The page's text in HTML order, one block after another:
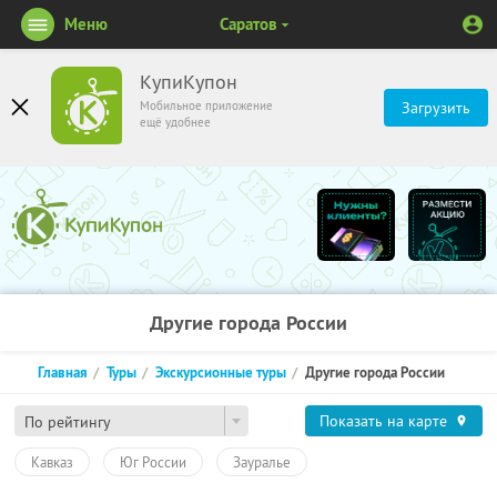
КупиКупон
Мобильное приложение
ещё удобнее
Загрузить
Меню Саратов
Другие города России
По рейтингу
Главная Туры Экскурсионные туры Другие города России
Показать на карте
Кавказ Юг России Зауралье